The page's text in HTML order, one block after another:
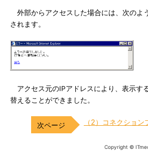
外部からアクセスした場合には、次のよ
されます。
アクセス元のIPアドレスにより、表示す
替えることができました。
（2）コネクショ
Copyright ©